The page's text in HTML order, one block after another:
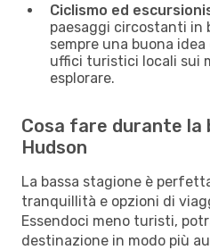
Ciclismo ed
paesaggi circostanti in
sempre una buona
uffici turistici locali sui
esplorare.
Cosa fare durante la
Hudson
La bassa stagione è
tranquillità e opzioni di
Essendoci meno turisti,
destinazione in modo più